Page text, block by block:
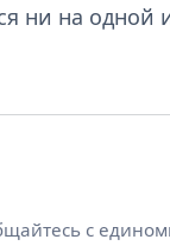
ни на одной
с